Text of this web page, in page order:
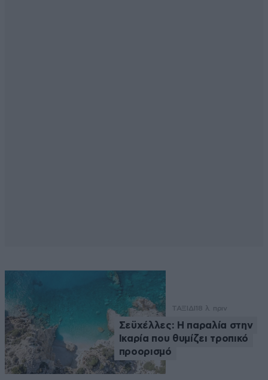
ΤΑΞΙΔΙ 18 λ. πριν
Σεϋχέλλες: Η παραλία στην
Ικαρία που θυμίζει τροπικό
προορισμό